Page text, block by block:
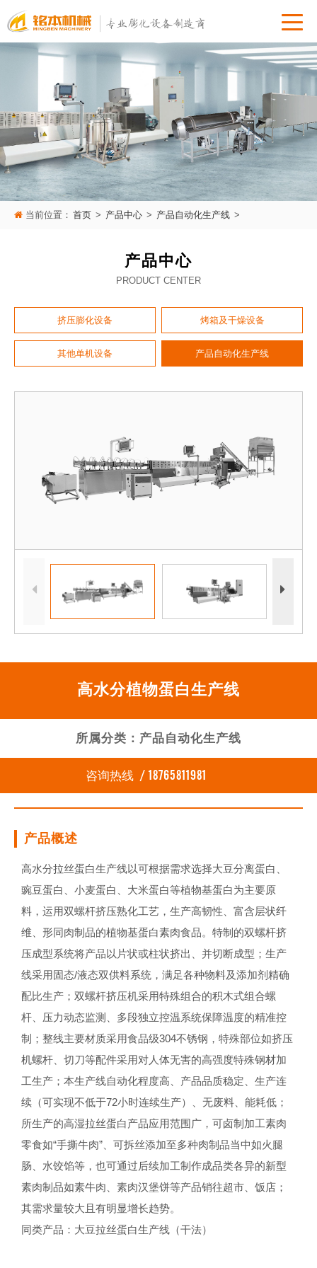
当前位置： 首页 > 产品中心 > 产品自动化生产线 >
产品中心
PRODUCT CENTER
挤压膨化设备 烤箱及干燥设备
其他单机设备 产品自动化生产线
高水分植物蛋白生产线
所属分类：产品自动化生产线
咨询热线 / 18765811981
产品概述
高水分拉丝蛋白生产线以可根据需求选择大豆分离蛋白、
豌豆蛋白、小麦蛋白、大米蛋白等植物基蛋白为主要原
料，运用双螺杆挤压熟化工艺，生产高韧性、富含层状纤
维、形同肉制品的植物基蛋白素肉食品。特制的双螺杆挤
压成型系统将产品以片状或柱状挤出、并切断成型；生产
线采用固态/液态双供料系统，满足各种物料及添加剂精确
配比生产；双螺杆挤压机采用特殊组合的积木式组合螺
杆、压力动态监测、多段独立控温系统保障温度的精准控
制；整线主要材质采用食品级304不锈钢，特殊部位如挤压
机螺杆、切刀等配件采用对人体无害的高强度特殊钢材加
工生产；本生产线自动化程度高、产品品质稳定、生产连
续（可实现不低于72小时连续生产）、无废料、能耗低；
所生产的高湿拉丝蛋白产品应用范围广，可卤制加工素肉
零食如“手撕牛肉”、可拆丝添加至多种肉制品当中如火腿
肠、水饺馅等，也可通过后续加工制作成品类各异的新型
素肉制品如素牛肉、素肉汉堡饼等产品销往超市、饭店；
其需求量较大且有明显增长趋势。
同类产品：大豆拉丝蛋白生产线（干法）